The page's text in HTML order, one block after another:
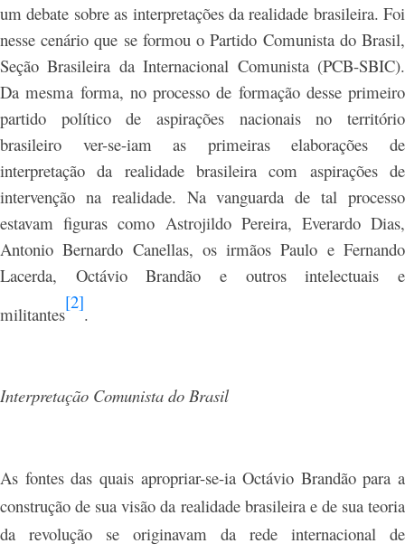
um debate sobre as interpretações da realidade brasileira. Foi
nesse cenário que se formou o Partido Comunista do Brasil,
Seção Brasileira da Internacional Comunista (PCB-SBIC).
Da mesma forma, no processo de formação desse primeiro
partido político de aspirações nacionais no território
brasileiro ver-se-iam as primeiras elaborações de
interpretação da realidade brasileira com aspirações de
intervenção na realidade. Na vanguarda de tal processo
estavam figuras como Astrojildo Pereira, Everardo Dias,
Antonio Bernardo Canellas, os irmãos Paulo e Fernando
Lacerda, Octávio Brandão e outros intelectuais e
militantes
[2]
.
Interpretação Comunista do Brasil
As fontes das quais apropriar-se-ia Octávio Brandão para a
construção de sua visão da realidade brasileira e de sua teoria
da revolução se originavam da rede internacional de